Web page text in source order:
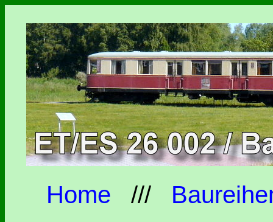
Home ///